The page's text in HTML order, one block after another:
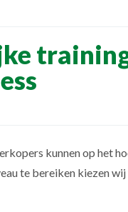
kunnen op het
te bereiken kiezen